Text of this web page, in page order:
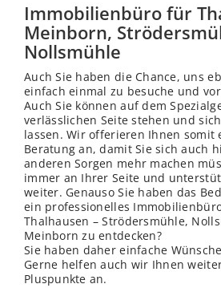
Immobilienbüro für
Meinborn,
Nollsmühle
Auch Sie haben die Chance, uns
einfach einmal zu besuche und
Auch Sie können auf dem
verlässlichen Seite stehen und
lassen. Wir offerieren Ihnen somit
Beratung an, damit Sie sich auch
anderen Sorgen mehr machen
immer an Ihrer Seite und
weiter. Genauso Sie haben das
ein professionelles
Thalhausen – Strödersmühle,
Meinborn zu entdecken?
Sie haben daher einfache
Gerne helfen auch wir Ihnen
Pluspunkte an.